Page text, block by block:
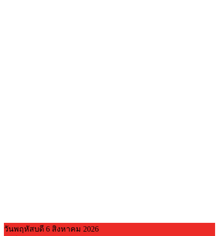
วันพฤหัสบดี 6 สิงหาคม 2026